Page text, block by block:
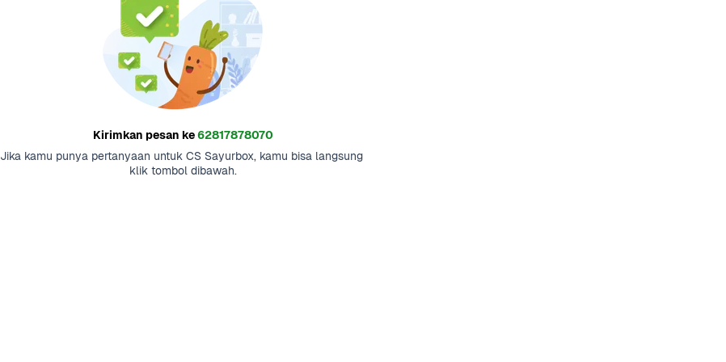
Kirimkan pesan ke62817878070
Jika kamu punya pertanyaan untuk CS Sayurbox, kamu bisa langsung
klik tombol dibawah.